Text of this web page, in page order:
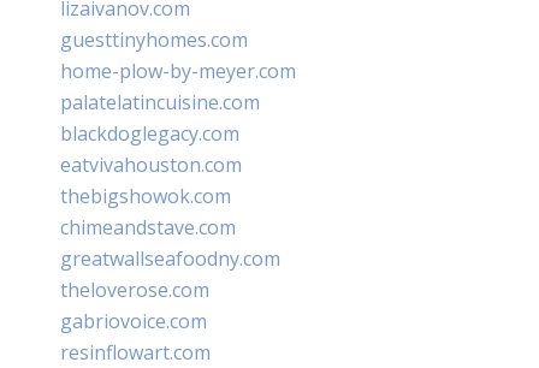
lizaivanov.com
guesttinyhomes.com
home-plow-by-meyer.com
palatelatincuisine.com
blackdoglegacy.com
eatvivahouston.com
thebigshowok.com
chimeandstave.com
greatwallseafoodny.com
theloverose.com
gabriovoice.com
resinflowart.com